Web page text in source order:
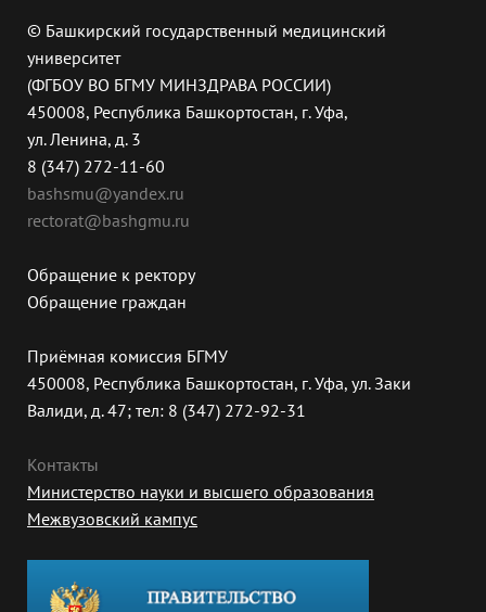
© Башкирский государственный медицинский
университет
(ФГБОУ ВО БГМУ МИНЗДРАВА РОССИИ)
450008, Республика Башкортостан, г. Уфа,
ул. Ленина, д. 3
8 (347) 272-11-60
bashsmu@yandex.ru
rectorat@bashgmu.ru
Обращение к ректору
Обращение граждан
Приёмная комиссия БГМУ
450008, Республика Башкортостан, г. Уфа, ул. Заки
Валиди, д. 47; тел: 8 (347) 272-92-31
Контакты
Министерство науки и высшего образования
Межвузовский кампус